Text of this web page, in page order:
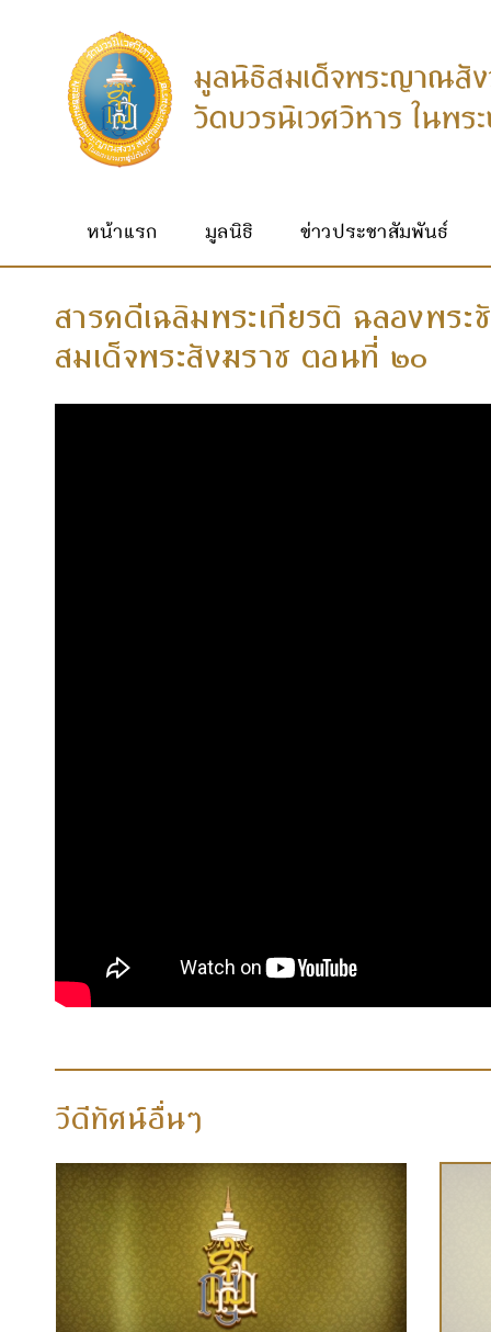
หน้าแรก มูลนิธิ ข่าวประชาสัมพันธ์
สารคดีเฉลิมพระเกียรติ ฉลองพร
สมเด็จพระสังฆราช ตอนที่ ๒๐
วีดีทัศน์อื่นๆ